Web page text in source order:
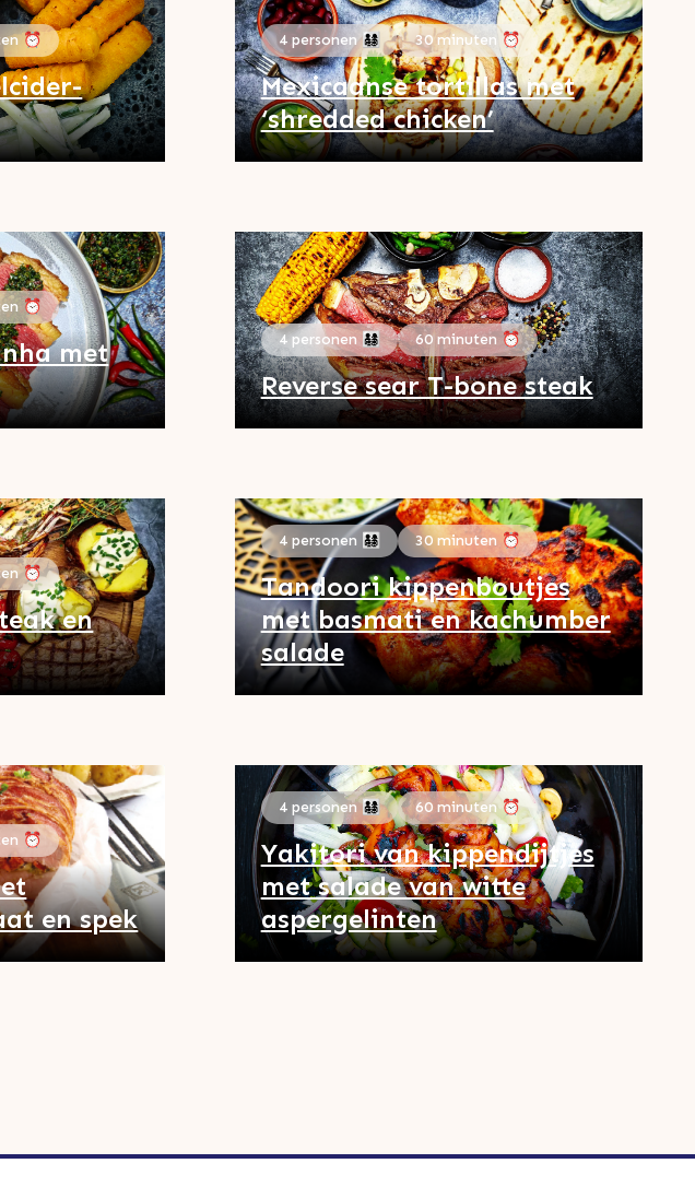
⏰ 4 personen 👨‍👩‍👧‍👦 30 minuten ⏰
Mexicaanse tortillas met
‘shredded chicken’
⏰
met
4 personen 👨‍👩‍👧‍👦 60 minuten ⏰
Reverse sear T-bone steak
⏰
en
4 personen 👨‍👩‍👧‍👦 30 minuten ⏰
Tandoori kippenboutjes
met basmati en kachumber
salade
⏰
en spek
4 personen 👨‍👩‍👧‍👦 60 minuten ⏰
Yakitori van kippendijtjes
met salade van witte
aspergelinten